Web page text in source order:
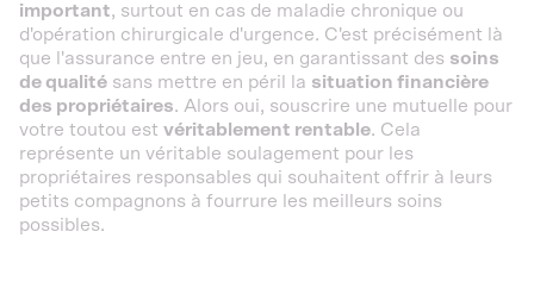
important, surtout en cas de maladie chronique ou
d'opération chirurgicale d'urgence. C'est précisément là
que l'assurance entre en jeu, en garantissant des soins
de qualité sans mettre en péril la situation financière
des propriétaires. Alors oui, souscrire une mutuelle pour
votre toutou est véritablement rentable. Cela
représente un véritable soulagement pour les
propriétaires responsables qui souhaitent offrir à leurs
petits compagnons à fourrure les meilleurs soins
possibles.